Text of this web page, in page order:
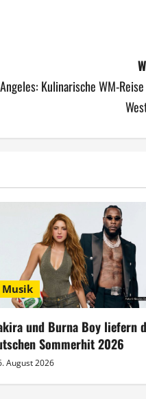
Kulinarische WM-
Musik
und Burna Boy liefern
Sommerhit 2026
August 2026